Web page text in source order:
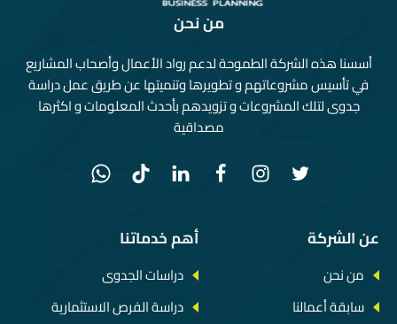
من نحن
أسسنا هذه الشركة الطموحة لدعم رواد الأعمال وأصحاب المشاريع
في تأسيس مشروعاتهم و تطويرها وتنميتها عن طريق عمل دراسة
جدوى لتلك المشروعات و تزويدهم بأحدث المعلومات و اكثرها
مصداقية
عن الشركة
من نحن
سابقة أعمالنا
أهم خدماتنا
دراسات الجدوى
دراسة الفرص الاستثمارية